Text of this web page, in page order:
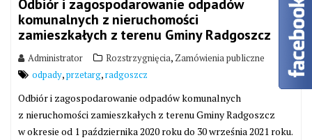
Odbiór i zagospodarowanie odpadów
komunalnych z nieruchomości
zamieszkałych z terenu Gminy Radgoszcz
Administrator Rozstrzygnięcia, Zamówienia publiczne
odpady,przetarg,radgoszcz
Odbiór i zagospodarowanie odpadów komunalnych
z nieruchomości zamieszkałych z terenu Gminy Radgoszcz
w okresie od 1 października 2020 roku do 30 września 2021 roku.